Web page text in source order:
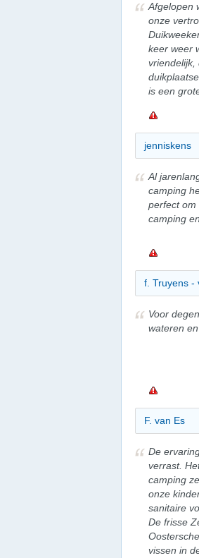
Afgelopen
onze
keer weer
vriendelijk,
is een
jenniskens
Al
camping
perfect om
camping
f. Truyens -
Voor
wateren
F. van Es
De
verrast.
camping
onze
sanitaire
De frisse
vissen in